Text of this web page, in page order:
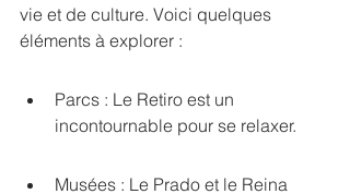
vie et de culture. Voici quelques
éléments à explorer :
Parcs : Le Retiro est un
incontournable pour se relaxer.
Musées : Le Prado et le Reina